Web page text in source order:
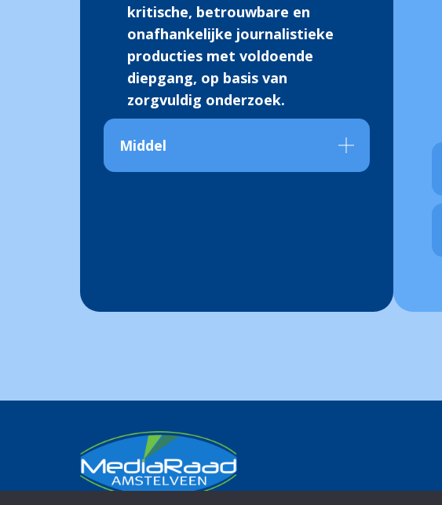
kritische, betrouwbare en
onafhankelijke journalistieke
producties met voldoende
diepgang, op basis van
zorgvuldig onderzoek.
Middel